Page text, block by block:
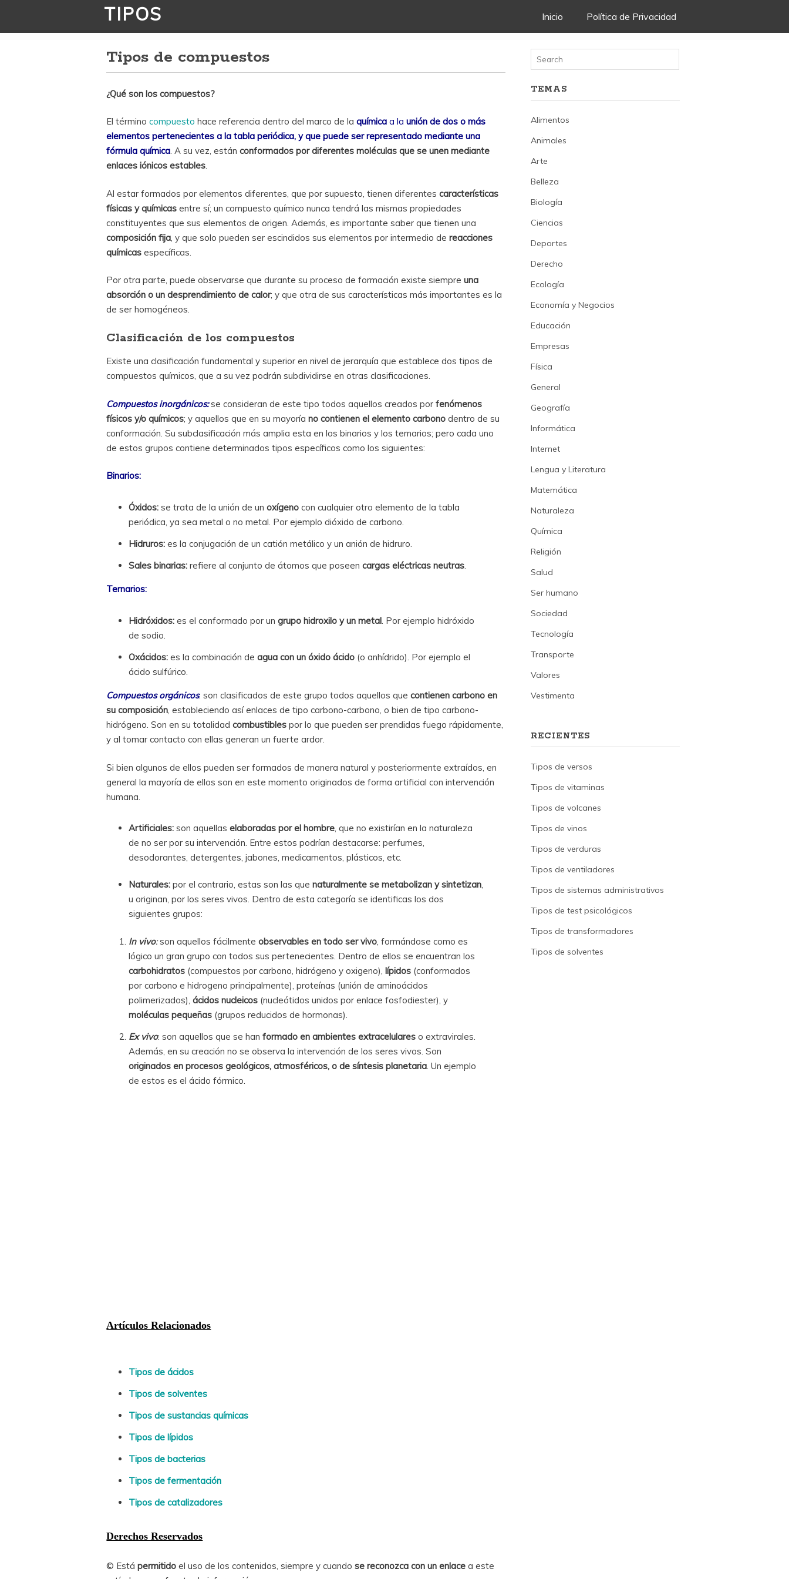
TIPOS
Skip
content
Inicio Política de Privacidad
Tipos de compuestos
¿Qué son los compuestos?
El términocompuestohace referencia dentro del marco de la química a la unión de dos o más
elementos pertenecientes a la tabla periódica, y que puede ser representado mediante una
fórmula química. A su vez, estánconformados por diferentes moléculas que se unen mediante
enlaces iónicos estables.
Al estar formados por elementos diferentes, que por supuesto, tienen diferentescaracterísticas
físicas y químicas entre sí; un compuesto químico nunca tendrá las mismas propiedades
constituyentes que sus elementos de origen. Además, es importante saber que tienen una
composición fija , y que solo pueden ser escindidos sus elementos por intermedio dereacciones
químicas específicas.
Por otra parte, puede observarse que durante su proceso de formación existe siempreuna
absorción o un desprendimiento de calor; y que otra de sus características más importantes es la
de ser homogéneos.
Clasificación de los compuestos
Existe una clasificación fundamental y superior en nivel de jerarquía que establece dos tipos de
compuestos químicos, que a su vez podrán subdividirse en otras clasificaciones.
Compuestos inorgánicos:se consideran de este tipo todos aquellos creados porfenómenos
físicos y/o químicos; y aquellos que en su mayoríano contienen el elemento carbono dentro de su
conformación. Su subclasificación más amplia esta en los binarios y los ternarios; pero cada uno
de estos grupos contiene determinados tipos específicos como los siguientes:
Binarios:
Óxidos: se trata de la unión de un oxígenocon cualquier otro elemento de la tabla
periódica, ya sea metal o no metal. Por ejemplo dióxido de carbono.
Hidruros:es la conjugación de un catión metálico y un anión de hidruro.
Sales binarias:refiere al conjunto de átomos que poseen cargas eléctricas neutras.
Ternarios:
Hidróxidos: es el conformado por un grupo hidroxilo y un metal. Por ejemplo hidróxido
de sodio.
Oxácidos:es la combinación de agua con un óxido ácido(o anhídrido). Por ejemplo el
ácido sulfúrico.
Compuestos orgánicos: son clasificados de este grupo todos aquellos quecontienen carbono en
su composición, estableciendo así enlaces de tipo carbono-carbono, o bien de tipo carbono-
hidrógeno. Son en su totalidadcombustibles por lo que pueden ser prendidas fuego rápidamente,
y al tomar contacto con ellas generan un fuerte ardor.
Si bien algunos de ellos pueden ser formados de manera natural y posteriormente extraídos, en
general la mayoría de ellos son en este momento originados de forma artificial con intervención
humana.
Artificiales:son aquellas elaboradas por el hombre, que no existirían en la naturaleza
de no ser por su intervención. Entre estos podrían destacarse: perfumes,
desodorantes, detergentes, jabones, medicamentos, plásticos, etc.
Naturales: por el contrario, estas son las que naturalmente se metabolizan y sintetizan,
u originan, por los seres vivos. Dentro de esta categoría se identificas los dos
siguientes grupos:
In vivo:son aquellos fácilmente observables en todo ser vivo, formándose como es
lógico un gran grupo con todos sus pertenecientes. Dentro de ellos se encuentran los
carbohidratos(compuestos por carbono, hidrógeno y oxigeno), lípidos(conformados
por carbono e hidrogeno principalmente), proteínas (unión de aminoácidos
polimerizados), ácidos nucleicos(nucleótidos unidos por enlace fosfodiester), y
moléculas pequeñas(grupos reducidos de hormonas).
Ex vivo: son aquellos que se han formado en ambientes extracelulareso extravirales.
Además, en su creación no se observa la intervención de los seres vivos. Son
originados en procesos geológicos, atmosféricos, o de síntesis planetaria. Un ejemplo
de estos es el ácido fórmico.
Artículos Relacionados
Tipos de ácidos
Tipos de solventes
Tipos de sustancias químicas
Tipos de lípidos
Tipos de bacterias
Tipos de fermentación
Tipos de catalizadores
Derechos Reservados
© Estápermitido el uso de los contenidos, siempre y cuandose reconozca con un enlace a este
TEMAS
Alimentos
Animales
Arte
Belleza
Biología
Ciencias
Deportes
Derecho
Ecología
Economía y Negocios
Educación
Empresas
Física
General
Geografía
Informática
Internet
Lengua y Literatura
Matemática
Naturaleza
Química
Religión
Salud
Ser humano
Sociedad
Tecnología
Transporte
Valores
Vestimenta
RECIENTES
Tipos de versos
Tipos de vitaminas
Tipos de volcanes
Tipos de vinos
Tipos de verduras
Tipos de ventiladores
Tipos de sistemas administrativos
Tipos de test psicológicos
Tipos de transformadores
Tipos de solventes